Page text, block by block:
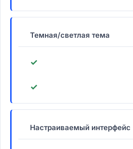
Темная/светлая тема
✓
✓
Настраиваемый интерфейс